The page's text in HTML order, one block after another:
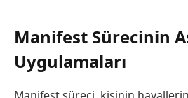
Manifest Sürecinin
Uygulamaları